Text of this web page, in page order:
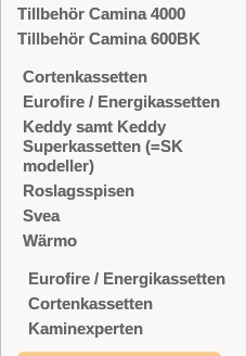
Tillbehör Camina 4000
Tillbehör Camina 600BK
Cortenkassetten
Eurofire / Energikassetten
Keddy samt Keddy
Superkassetten (=SK
modeller)
Roslagsspisen
Svea
Wärmo
Eurofire / Energikassetten
Cortenkassetten
Kaminexperten